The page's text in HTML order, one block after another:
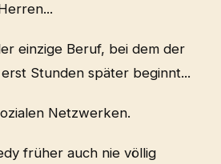
einzige Beruf, bei dem der
Stunden später beginnt...
Netzwerken.
früher auch nie völlig